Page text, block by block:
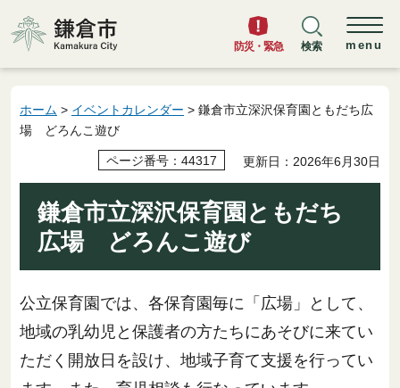
鎌倉市
防災・緊急 検索 menu
ホーム > イベントカレンダー > 鎌倉市立深沢保育園ともだち広
場 どろんこ遊び
ページ番号：44317 更新日：2026年6月30日
鎌倉市立深沢保育園ともだち
広場 どろんこ遊び
公立保育園では、各保育園毎に「広場」として、
地域の乳幼児と保護者の方たちにあそびに来てい
ただく開放日を設け、地域子育て支援を行ってい